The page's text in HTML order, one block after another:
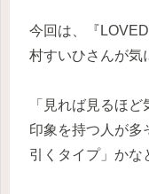
今回は、『
村すいひさんが気
「見れば見るほ
印象を持つ人が多
引くタイプ」かな